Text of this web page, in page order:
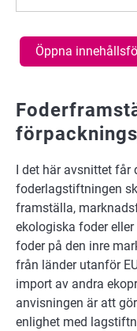
Öppna
I det här avsnittet
foderlagstiftningen
framställa,
ekologiska foder
foder på den inre
från länder utanför
import av andra
anvisningen är att
enlighet med